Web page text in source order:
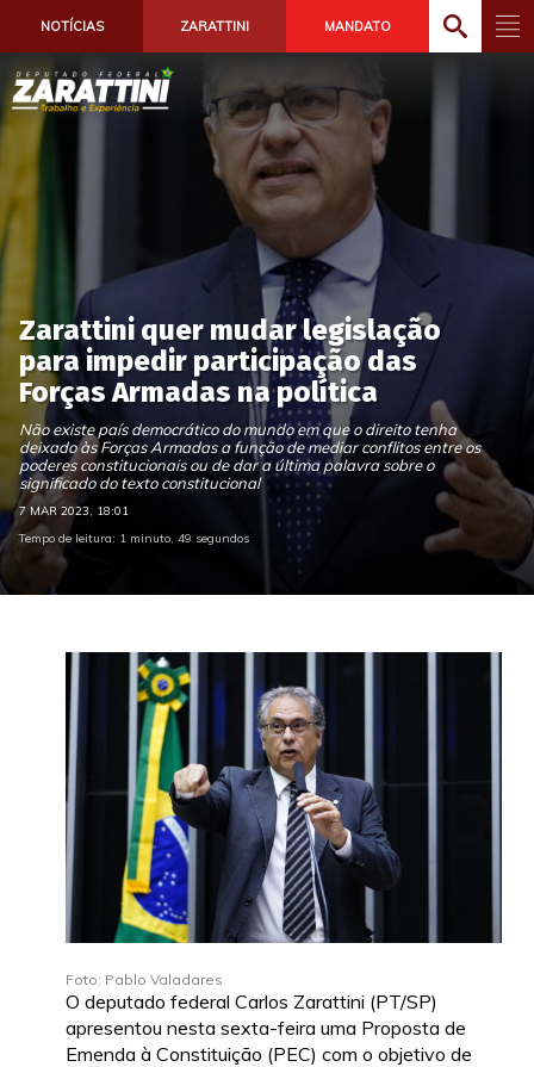
NOTÍCIAS ZARATTINI MANDATO
Zarattini quer mudar legislação
para impedir participação das
Forças Armadas na política
Não existe país democrático do mundo em que o direito tenha
deixado às Forças Armadas a função de mediar conflitos entre os
poderes constitucionais ou de dar a última palavra sobre o
significado do texto constitucional
7 MAR 2023, 18:01
Tempo de leitura: 1 minuto, 49 segundos
Foto: Pablo Valadares
O deputado federal Carlos Zarattini (PT/SP)
apresentou nesta sexta-feira uma Proposta de
Emenda à Constituição (PEC) com o objetivo de